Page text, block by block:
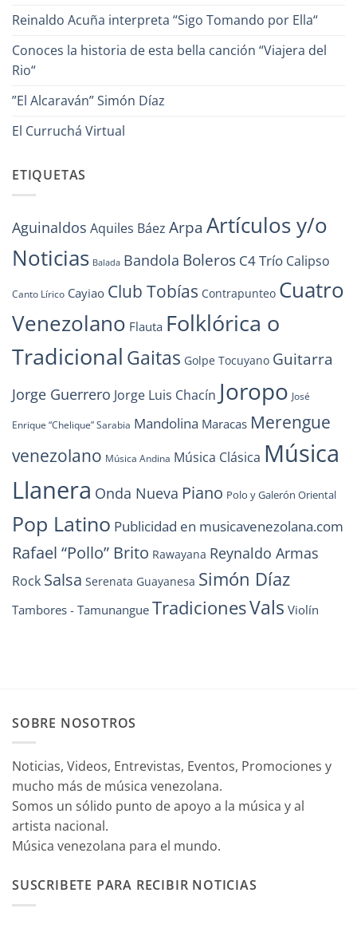
Reinaldo Acuña interpreta “Sigo Tomando por Ella“
Conoces la historia de esta bella canción “Viajera del
Rio“
”El Alcaraván” Simón Díaz
El Curruchá Virtual
ETIQUETAS
Aguinaldos Aquiles Báez Arpa Artículos y/o
Noticias Balada Bandola Boleros C4 Trío Calipso
Canto Lírico Cayiao Club Tobías Contrapunteo Cuatro
Venezolano Flauta Folklórica o
Tradicional Gaitas Golpe Tocuyano Guitarra
Jorge Guerrero Jorge Luis Chacín Joropo José
Enrique “Chelique” Sarabia Mandolina Maracas Merengue
venezolano Música Andina Música Clásica Música
Llanera Onda Nueva Piano Polo y Galerón Oriental
Pop Latino Publicidad en musicavenezolana.com
Rafael “Pollo” Brito Rawayana Reynaldo Armas
Rock Salsa Serenata Guayanesa Simón Díaz
Tambores - Tamunangue TradicionesVals Violín
SOBRE NOSOTROS
Noticias, Videos, Entrevistas, Eventos, Promociones y
mucho más de música venezolana.
Somos un sólido punto de apoyo a la música y al
artista nacional.
Música venezolana para el mundo.
SUSCRIBETE PARA RECIBIR NOTICIAS